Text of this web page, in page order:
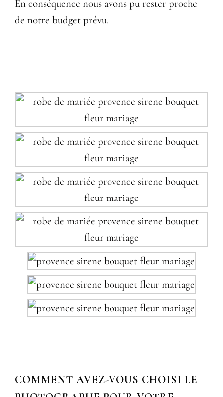
En conséquence nous avons pu rester proche
de notre budget prévu.
COMMENT AVEZ-VOUS CHOISI LE